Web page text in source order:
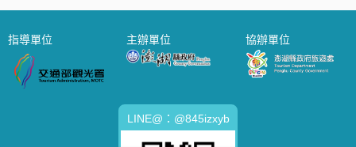
指導單位 主辦單位 協辦單位
LINE@：@845izxyb